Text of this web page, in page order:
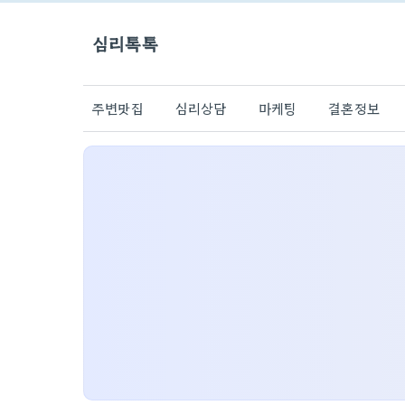
심리톡톡
주변맛집 심리상담 마케팅 결혼정보